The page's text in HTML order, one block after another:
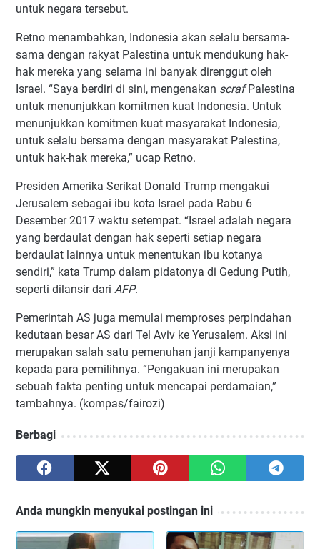
untuk negara tersebut.
Retno menambahkan, Indonesia akan selalu bersama-
sama dengan rakyat Palestina untuk mendukung hak-
hak mereka yang selama ini banyak direnggut oleh
Israel. “Saya berdiri di sini, mengenakan scrafPalestina
untuk menunjukkan komitmen kuat Indonesia. Untuk
menunjukkan komitmen kuat masyarakat Indonesia,
untuk selalu bersama dengan masyarakat Palestina,
untuk hak-hak mereka,” ucap Retno.
Presiden Amerika Serikat Donald Trump mengakui
Jerusalem sebagai ibu kota Israel pada Rabu 6
Desember 2017 waktu setempat. “Israel adalah negara
yang berdaulat dengan hak seperti setiap negara
berdaulat lainnya untuk menentukan ibu kotanya
sendiri,” kata Trump dalam pidatonya di Gedung Putih,
seperti dilansir dari AFP.
Pemerintah AS juga memulai memproses perpindahan
kedutaan besar AS dari Tel Aviv ke Yerusalem. Aksi ini
merupakan salah satu pemenuhan janji kampanyenya
kepada para pemilihnya. “Pengakuan ini merupakan
sebuah fakta penting untuk mencapai perdamaian,”
tambahnya. (kompas/fairozi)
Berbagi
Anda mungkin menyukai postingan ini